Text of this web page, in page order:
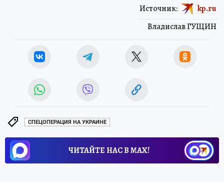
Владислав ГУЩИН
Источник: kp.ru
СПЕЦОПЕРАЦИЯ НА УКРАИНЕ
ЧИТАЙТЕ НАС В МАХ!